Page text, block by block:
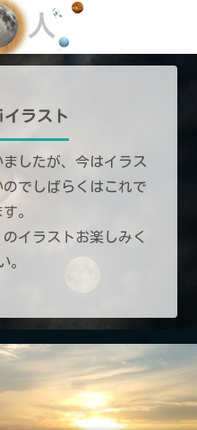
イラスト
したが、今はイラス
のでしばらくはこれで
。
イラストお楽しみく
。